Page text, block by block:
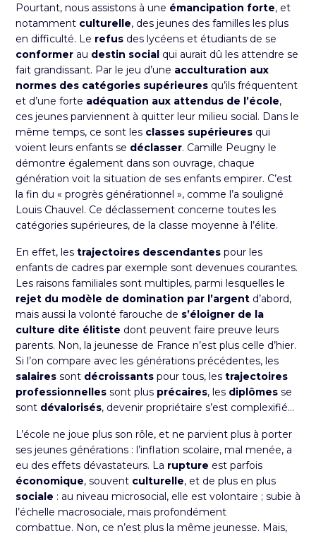
Pourtant, nous assistons à une émancipation forte, et
notamment culturelle, des jeunes des familles les plus
en difficulté. Le refus des lycéens et étudiants de se
conformer au destin social qui aurait dû les attendre se
fait grandissant. Par le jeu d’une acculturation aux
normes des catégories supérieures qu’ils fréquentent
et d’une forte adéquation aux attendus de l’école,
ces jeunes parviennent à quitter leur milieu social. Dans le
même temps, ce sont les classes supérieures qui
voient leurs enfants se déclasser. Camille Peugny le
démontre également dans son ouvrage, chaque
génération voit la situation de ses enfants empirer. C’est
la fin du « progrès générationnel », comme l’a souligné
Louis Chauvel. Ce déclassement concerne toutes les
catégories supérieures, de la classe moyenne à l’élite.
En effet, les trajectoires descendantes pour les
enfants de cadres par exemple sont devenues courantes.
Les raisons familiales sont multiples, parmi lesquelles le
rejet du modèle de domination par l’argent d’abord,
mais aussi la volonté farouche de s’éloigner de la
culture dite élitiste dont peuvent faire preuve leurs
parents. Non, la jeunesse de France n’est plus celle d’hier.
Si l’on compare avec les générations précédentes, les
salaires sont décroissants pour tous, les trajectoires
professionnelles sont plus précaires, les diplômes se
sont dévalorisés, devenir propriétaire s’est complexifié…
L’école ne joue plus son rôle, et ne parvient plus à porter
ses jeunes générations : l’inflation scolaire, mal menée, a
eu des effets dévastateurs. La rupture est parfois
économique, souvent culturelle, et de plus en plus
sociale : au niveau microsocial, elle est volontaire ; subie à
l’échelle macrosociale, mais profondément
combattue. Non, ce n’est plus la même jeunesse. Mais,